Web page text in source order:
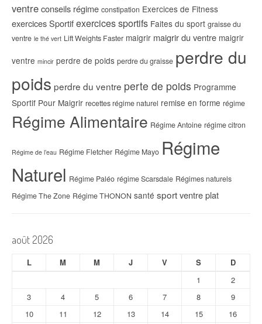
ventreconseils régime constipation Exercices de Fitness
exercices Sportifexercices sportifs Faites du sport graisse du
ventre le thé vert Lift Weights Faster maigrir maigrir du ventre maigrir
ventre mincir perdre de poids perdre du graisse perdre du
poids perdre du ventre perte de poids Programme
Sportif Pour Maigrir recettes régime naturel remise en forme régime
Régime Alimentaire Régime Antoine régime citron
Régime de l’eau Régime Fletcher Régime Mayo Régime
Naturel Régime Paléo régime Scarsdale Régimes naturels
Régime The Zone Régime THONON santé sportventre plat
août 2026
L M M J V S D
1
2
3
4 5 6 7 8
9
10
11 12 13 14 15
16